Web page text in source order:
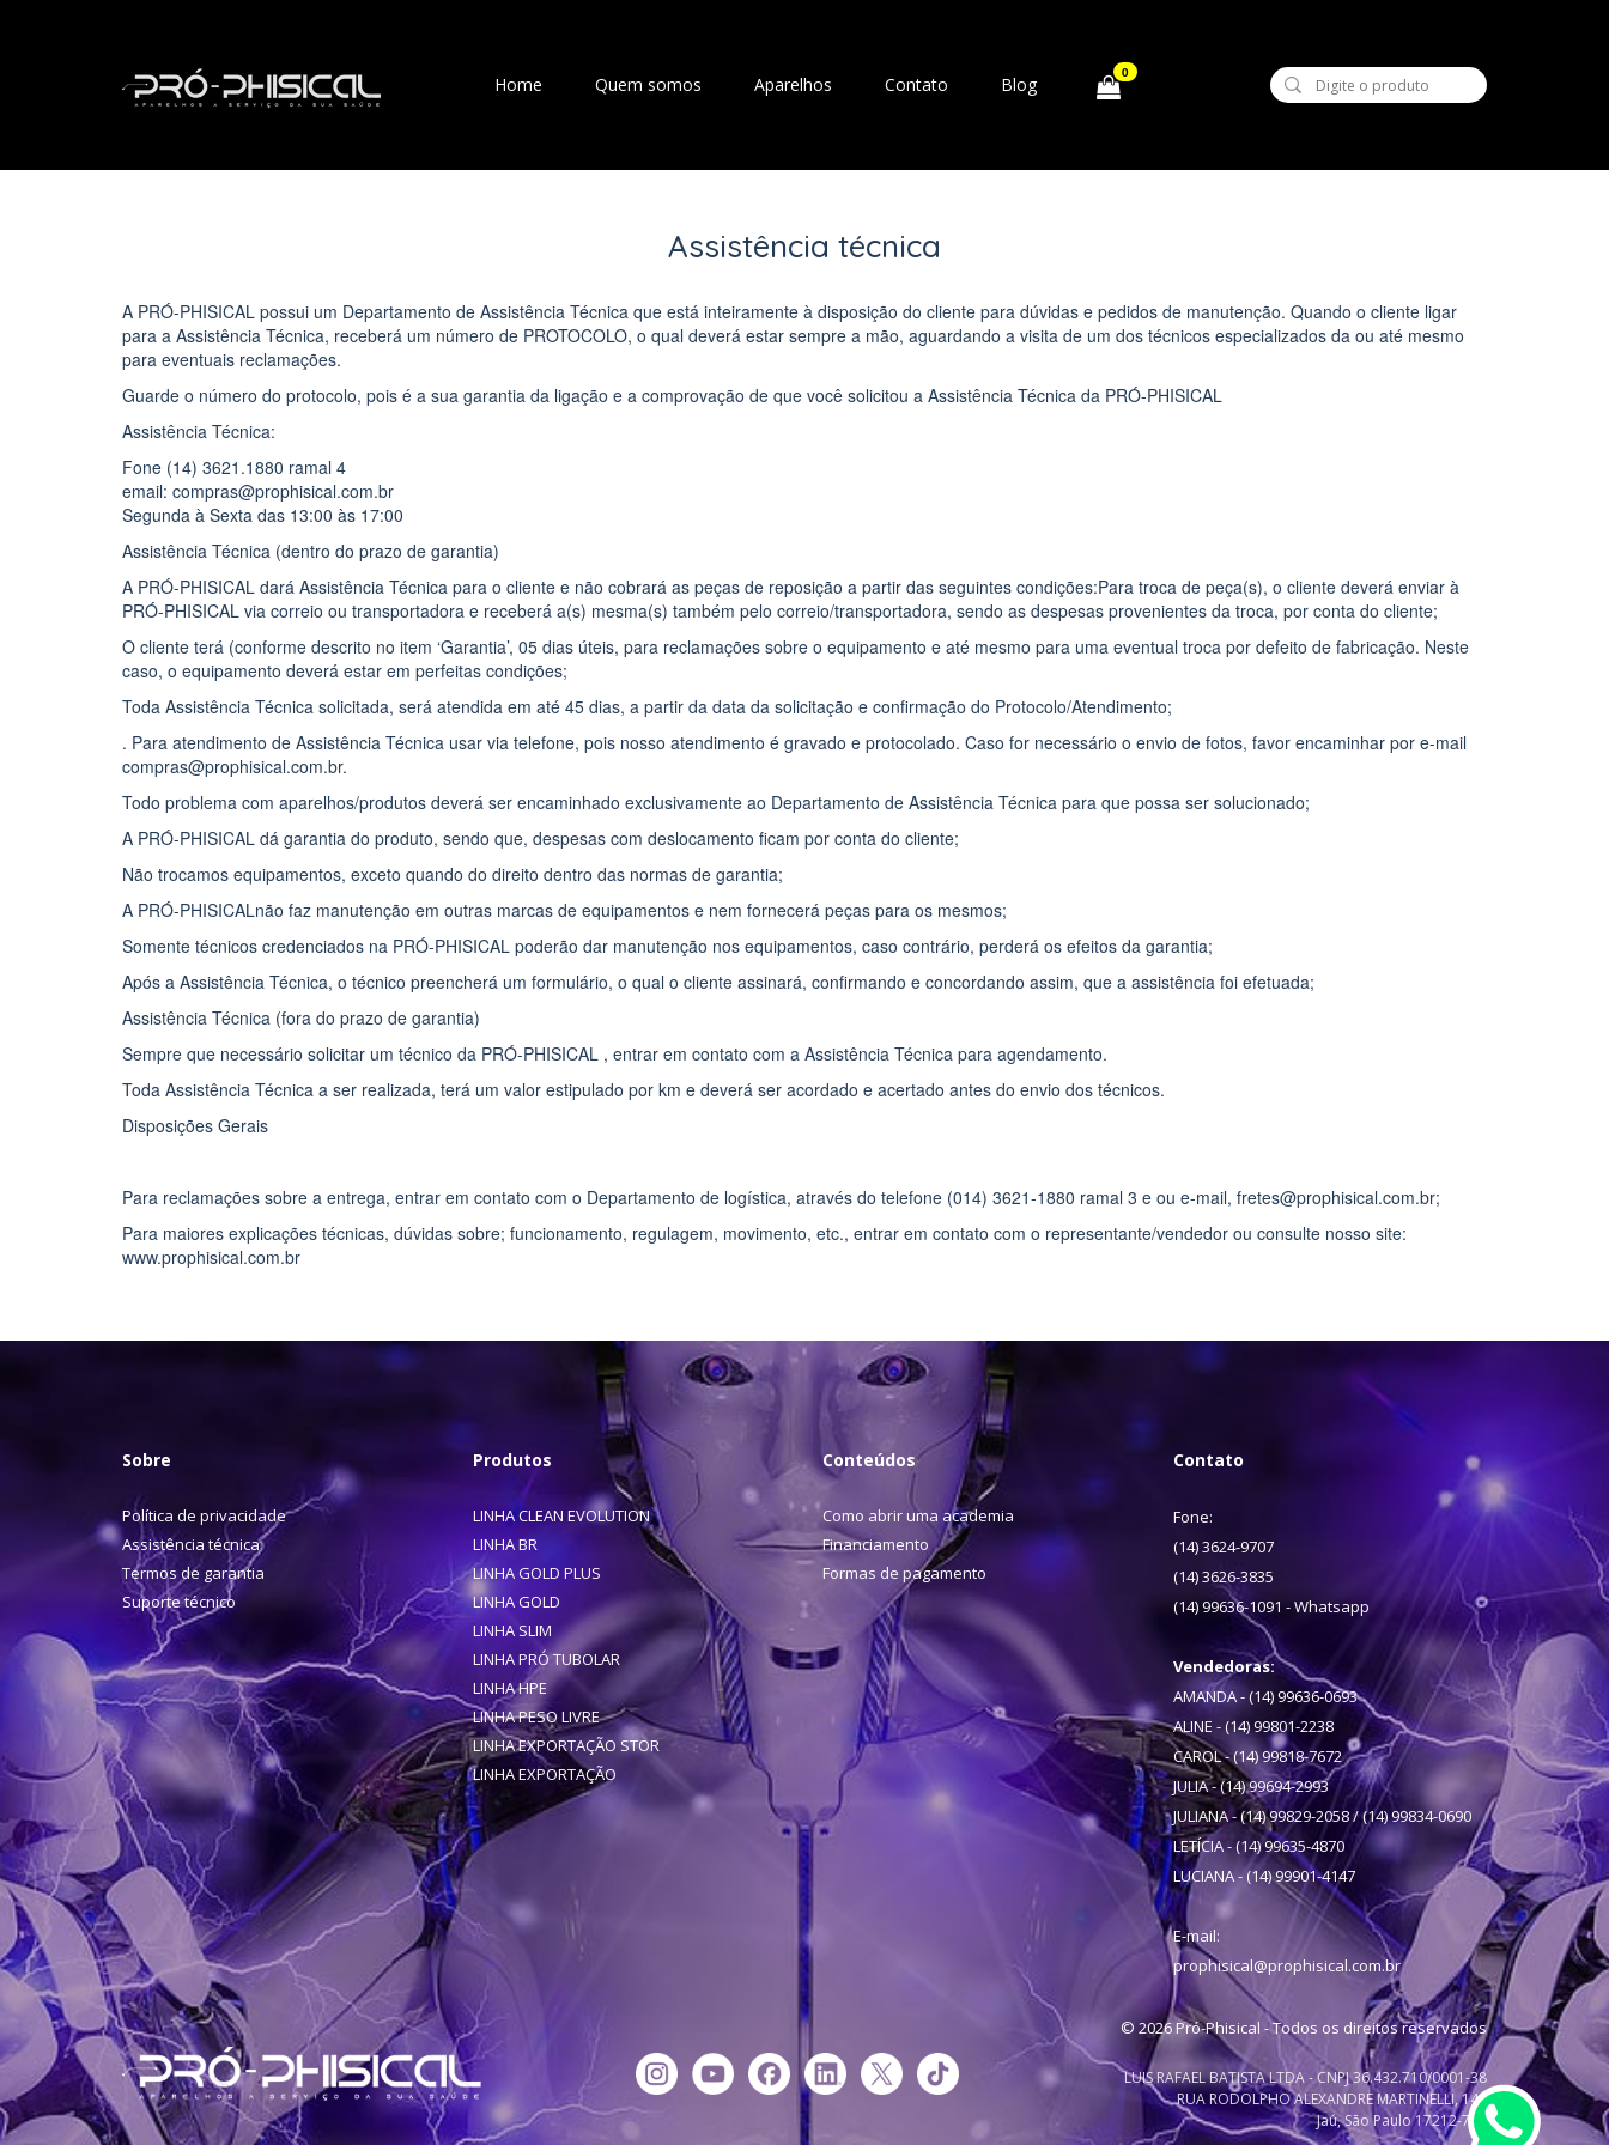
Home Quem somos Aparelhos Contato Blog
0
Assistência técnica
A PRÓ-PHISICAL possui um Departamento de Assistência Técnica que está inteiramente à disposição do cliente para dúvidas e pedidos de manutenção. Quando o cliente ligar
para a Assistência Técnica, receberá um número de PROTOCOLO, o qual deverá estar sempre a mão, aguardando a visita de um dos técnicos especializados da ou até mesmo
para eventuais reclamações.
Guarde o número do protocolo, pois é a sua garantia da ligação e a comprovação de que você solicitou a Assistência Técnica da PRÓ-PHISICAL
Assistência Técnica:
Fone (14) 3621.1880 ramal 4
email: compras@prophisical.com.br
Segunda à Sexta das 13:00 às 17:00
Assistência Técnica (dentro do prazo de garantia)
A PRÓ-PHISICAL dará Assistência Técnica para o cliente e não cobrará as peças de reposição a partir das seguintes condições:Para troca de peça(s), o cliente deverá enviar à
PRÓ-PHISICAL via correio ou transportadora e receberá a(s) mesma(s) também pelo correio/transportadora, sendo as despesas provenientes da troca, por conta do cliente;
O cliente terá (conforme descrito no item ‘Garantia’, 05 dias úteis, para reclamações sobre o equipamento e até mesmo para uma eventual troca por defeito de fabricação. Neste
caso, o equipamento deverá estar em perfeitas condições;
Toda Assistência Técnica solicitada, será atendida em até 45 dias, a partir da data da solicitação e confirmação do Protocolo/Atendimento;
. Para atendimento de Assistência Técnica usar via telefone, pois nosso atendimento é gravado e protocolado. Caso for necessário o envio de fotos, favor encaminhar por e-mail
compras@prophisical.com.br.
Todo problema com aparelhos/produtos deverá ser encaminhado exclusivamente ao Departamento de Assistência Técnica para que possa ser solucionado;
A PRÓ-PHISICAL dá garantia do produto, sendo que, despesas com deslocamento ficam por conta do cliente;
Não trocamos equipamentos, exceto quando do direito dentro das normas de garantia;
A PRÓ-PHISICALnão faz manutenção em outras marcas de equipamentos e nem fornecerá peças para os mesmos;
Somente técnicos credenciados na PRÓ-PHISICAL poderão dar manutenção nos equipamentos, caso contrário, perderá os efeitos da garantia;
Após a Assistência Técnica, o técnico preencherá um formulário, o qual o cliente assinará, confirmando e concordando assim, que a assistência foi efetuada;
Assistência Técnica (fora do prazo de garantia)
Sempre que necessário solicitar um técnico da PRÓ-PHISICAL , entrar em contato com a Assistência Técnica para agendamento.
Toda Assistência Técnica a ser realizada, terá um valor estipulado por km e deverá ser acordado e acertado antes do envio dos técnicos.
Disposições Gerais
Para reclamações sobre a entrega, entrar em contato com o Departamento de logística, através do telefone (014) 3621-1880 ramal 3 e ou e-mail, fretes@prophisical.com.br;
Para maiores explicações técnicas, dúvidas sobre; funcionamento, regulagem, movimento, etc., entrar em contato com o representante/vendedor ou consulte nosso site:
www.prophisical.com.br
Sobre
Política de privacidade
Assistência técnica
Termos de garantia
Suporte técnico
Produtos
LINHA CLEAN EVOLUTION
LINHA BR
LINHA GOLD PLUS
LINHA GOLD
LINHA SLIM
LINHA PRÓ TUBOLAR
LINHA HPE
LINHA PESO LIVRE
LINHA EXPORTAÇÃO STOR
LINHA EXPORTAÇÃO
Conteúdos
Como abrir uma academia
Financiamento
Formas de pagamento
Contato
Fone:
(14) 3624-9707
(14) 3626-3835
(14) 99636-1091 - Whatsapp
Vendedoras:
AMANDA - (14) 99636-0693
ALINE - (14) 99801-2238
CAROL - (14) 99818-7672
JULIA - (14) 99694-2993
JULIANA - (14) 99829-2058 / (14) 99834-0690
LETÍCIA - (14) 99635-4870
LUCIANA - (14) 99901-4147
E-mail:
prophisical@prophisical.com.br
© 2026 Pró-Phisical - Todos os direitos reservados
LUIS RAFAEL BATISTA LTDA - CNPJ 36.432.710/0001-38
RUA RODOLPHO ALEXANDRE MARTINELLI, 140
Jaú, São Paulo 17212-747